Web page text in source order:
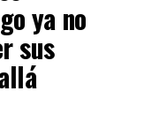
ya no
sus